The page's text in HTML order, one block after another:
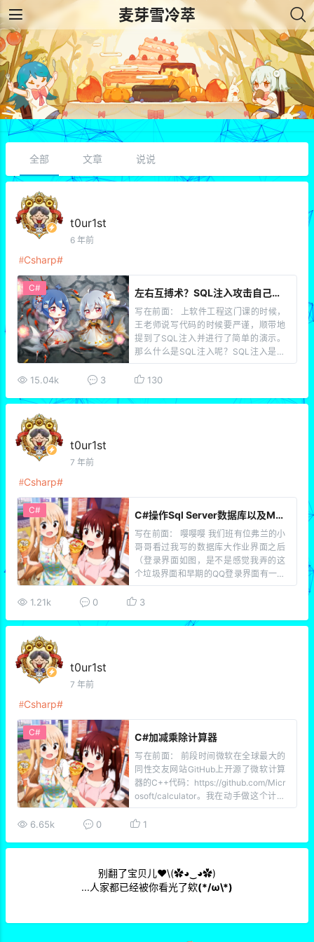
麦芽雪冷萃
全部 文章 说说
t0ur1st
6 年前
Csharp
左右互搏术？SQL注入攻击自己一年前写的MD5加密程序
写在前面： 上软件工程这门课的时候，
王老师说写代码的时候要严谨，顺带地
提到了SQL注入并进行了简单的演示。
那么什么是SQL注入呢？SQL注入是一
种注入攻击，由于应用程序对用户输入
数据的合法性没有判断或过滤不严，攻
询语句的结尾添加恶意的SQL语句，从
C#
15.04k 3 130
t0ur1st
7 年前
Csharp
C#操作Sql Server数据库以及MD5加密存储
写在前面： 嘤嘤嘤 我们班有位弗兰的小
哥哥看过我写的数据库大作业界面之后
（登录界面如图，是不是感觉我弄的这
个垃圾界面和早期的QQ登录界面有一点
点像😂QQ2010以前），问我为什么没
有把数据库大作业代码更新到博客上
没打算把数据库大作业的代码写到博客
C#
1.21k 0 3
t0ur1st
7 年前
Csharp
C#加减乘除计算器
写在前面： 前段时间微软在全球最大的
同性交友网站GitHub上开源了微软计算
器的C++代码：https://github.com/Micr
osoft/calculator。我在动手做这个计算
器之前和大多数人都有着一样的观点：
不就是一个计算器吗？这能有多难啊?
[…]
C#
6.65k 0 1
别翻了宝贝儿❤\(✿◕‿◕✿)
...人家都已经被你看光了欸(*/ω\*)